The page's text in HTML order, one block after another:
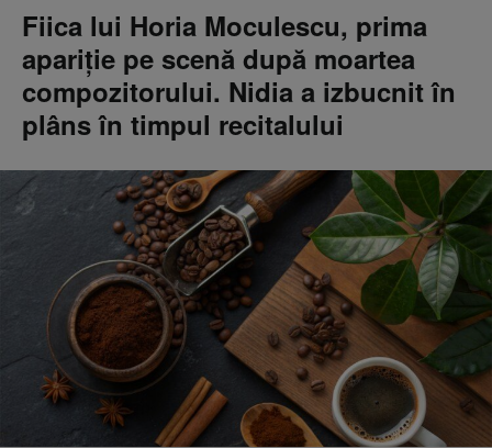
Fiica lui Horia Moculescu, prima
apariție pe scenă după moartea
compozitorului. Nidia a izbucnit în
plâns în timpul recitalului